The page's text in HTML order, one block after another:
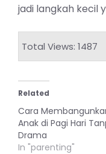
jadi langkah kecil
Total Views: 1487
Related
Cara
Anak di Pagi Hari
Drama
In "parenting"